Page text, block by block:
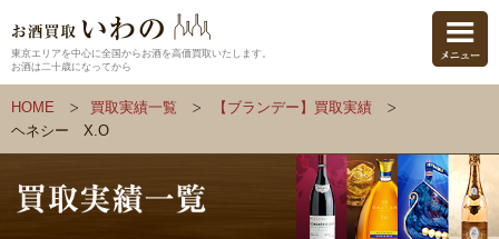
東京エリアを中心に全国からお酒を高価買取いたします。
お酒は二十歳になってから
HOME 買取実績一覧
【ブランデー】買取実績
ヘネシー X.O